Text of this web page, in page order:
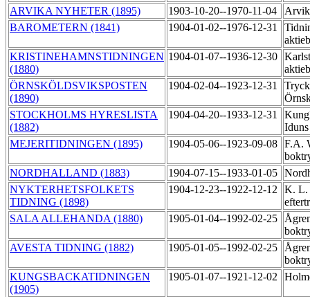
ARVIKA NYHETER (1895)
1903-10-20--1970-11-04
BAROMETERN (1841)
1904-01-02--1976-12-31
KRISTINEHAMNSTIDNINGEN
(1880)
1904-01-07--1936-12-30
ÖRNSKÖLDSVIKSPOSTEN
(1890)
1904-02-04--1923-12-31
STOCKHOLMS HYRESLISTA
(1882)
1904-04-20--1933-12-31
MEJERITIDNINGEN (1895)
1904-05-06--1923-09-08 F.A.
NORDHALLAND (1883)
1904-07-15--1933-01-05
NYKTERHETSFOLKETS
TIDNING (1898)
1904-12-23--1922-12-12
K. L.
SALA ALLEHANDA (1880)
1905-01-04--1992-02-25
AVESTA TIDNING (1882)
1905-01-05--1992-02-25
KUNGSBACKATIDNINGEN
(1905)
1905-01-07--1921-12-02